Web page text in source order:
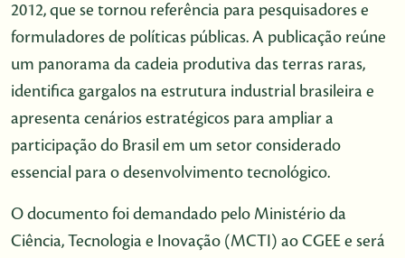
2012, que se tornou referência para pesquisadores e
formuladores de políticas públicas. A publicação reúne
um panorama da cadeia produtiva das terras raras,
identifica gargalos na estrutura industrial brasileira e
apresenta cenários estratégicos para ampliar a
participação do Brasil em um setor considerado
essencial para o desenvolvimento tecnológico.
O documento foi demandado pelo Ministério da
Ciência, Tecnologia e Inovação (MCTI) ao CGEE e será